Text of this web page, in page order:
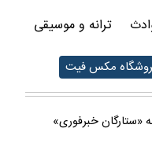
ترانه و موسیقی
مکس فیت
«ستارگان خبرفوری»